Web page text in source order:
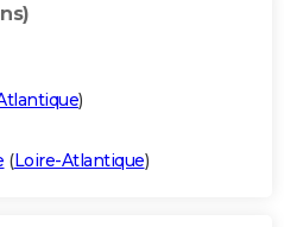
)
(Loire-Atlantique)